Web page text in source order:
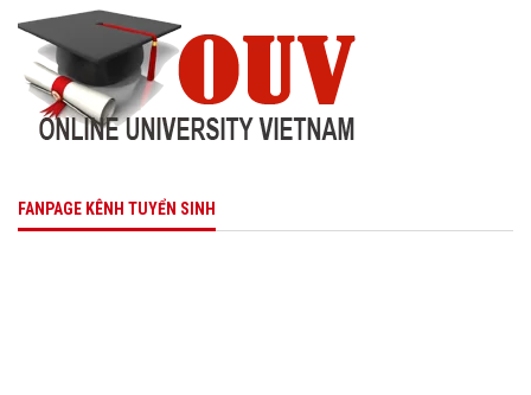
FANPAGE KÊNH TUYỂN SINH